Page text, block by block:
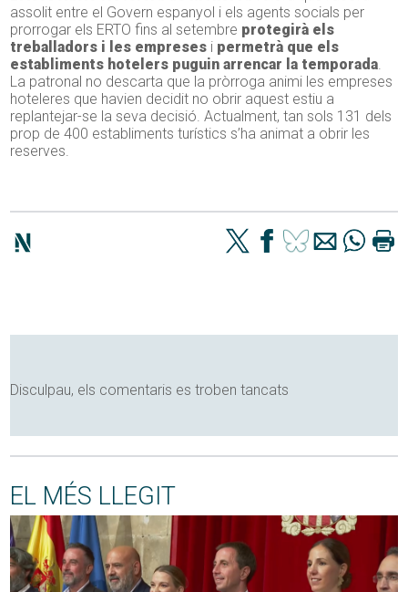
assolit entre el Govern espanyol i els agents socials per
prorrogar els ERTO fins al setembre protegirà els
treballadors i les empreses i permetrà que els
establiments hotelers puguin arrencar la temporada.
La patronal no descarta que la pròrroga animi les empreses
hoteleres que havien decidit no obrir aquest estiu a
replantejar-se la seva decisió. Actualment, tan sols 131 dels
prop de 400 establiments turístics s’ha animat a obrir les
reserves.
Disculpau, els comentaris es troben tancats
EL MÉS LLEGIT